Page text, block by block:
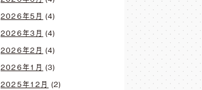
2026年5月 (4)
2026年3月 (4)
2026年2月 (4)
2026年1月 (3)
2025年12月 (2)